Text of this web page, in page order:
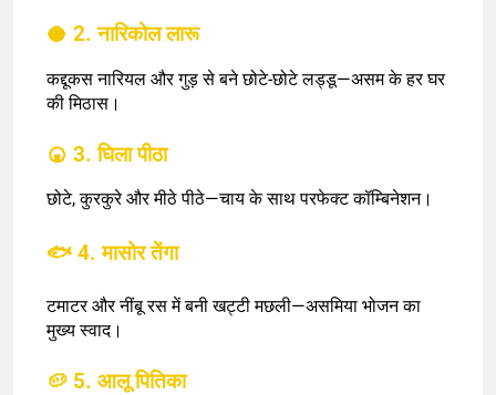
🥥 2. नारिकोल लारू
कद्दूकस नारियल और गुड़ से बने छोटे-छोटे लड्डू—असम के हर घर
की मिठास।
🍘 3. घिला पीठा
छोटे, कुरकुरे और मीठे पीठे—चाय के साथ परफेक्ट कॉम्बिनेशन।
🐟 4. मासोर तेंगा
टमाटर और नींबू रस में बनी खट्टी मछली—असमिया भोजन का
मुख्य स्वाद।
🥔 5. आलू पितिका